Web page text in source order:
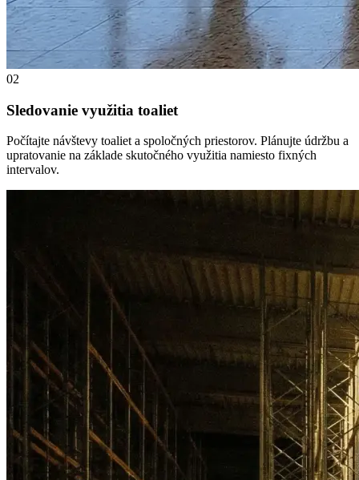
02
Sledovanie využitia toaliet
Počítajte návštevy toaliet a spoločných priestorov. Plánujte údržbu a
upratovanie na základe skutočného využitia namiesto fixných
intervalov.